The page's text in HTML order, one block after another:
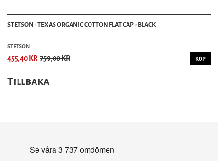
STETSON - TEXAS ORGANIC COTTON FLAT CAP - BLACK
STETSON
455,40 KR 759,00 KR KÖP
Tillbaka